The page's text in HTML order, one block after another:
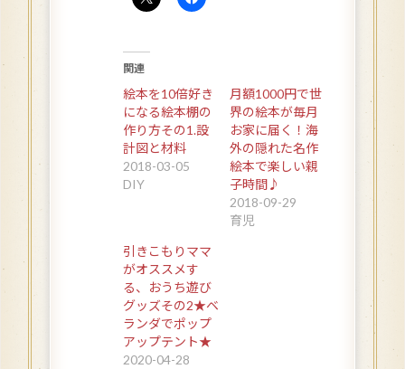
関連
絵本を10倍好き
になる絵本棚の
作り方その1.設
計図と材料
2018-03-05
DIY
月額1000円で世
界の絵本が毎月
お家に届く！海
外の隠れた名作
絵本で楽しい親
子時間♪
2018-09-29
育児
引きこもりママ
がオススメす
る、おうち遊び
グッズその2★ベ
ランダでポップ
アップテント★
2020-04-28